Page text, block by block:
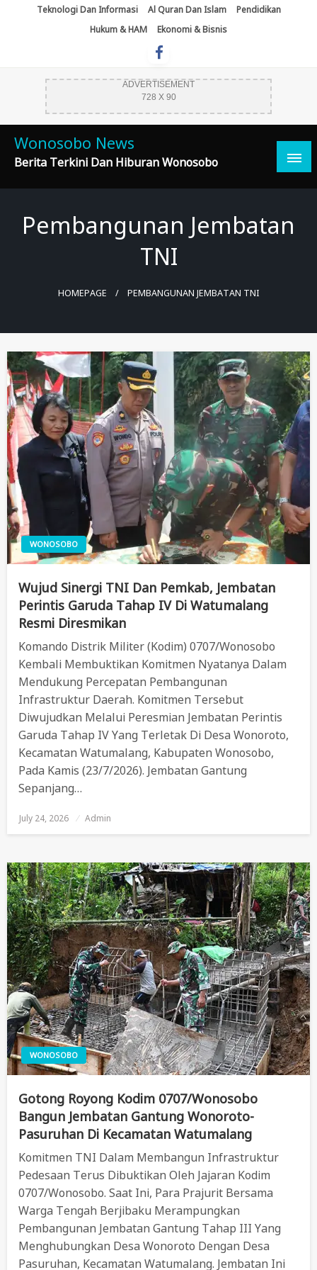
Teknologi Dan Informasi Al Quran Dan Islam
Pendidikan
Hukum & HAM
Ekonomi & Bisnis
ADVERTISEMENT
728 X 90
Wonosobo News
Berita Terkini Dan Hiburan Wonosobo
Pembangunan Jembatan
TNI
HOMEPAGE PEMBANGUNAN JEMBATAN TNI
WONOSOBO
Wujud Sinergi TNI Dan Pemkab, Jembatan
Perintis Garuda Tahap IV Di Watumalang
Resmi Diresmikan
Komando Distrik Militer (Kodim) 0707/Wonosobo
Kembali Membuktikan Komitmen Nyatanya Dalam
Mendukung Percepatan Pembangunan
Infrastruktur Daerah. Komitmen Tersebut
Diwujudkan Melalui Peresmian Jembatan Perintis
Garuda Tahap IV Yang Terletak Di Desa Wonoroto,
Kecamatan Watumalang, Kabupaten Wonosobo,
Pada Kamis (23/7/2026). Jembatan Gantung
Sepanjang…
Posted
On
July 24, 2026 Admin
WONOSOBO
Gotong Royong Kodim 0707/Wonosobo
Bangun Jembatan Gantung Wonoroto-
Pasuruhan Di Kecamatan Watumalang
Komitmen TNI Dalam Membangun Infrastruktur
Pedesaan Terus Dibuktikan Oleh Jajaran Kodim
0707/Wonosobo. Saat Ini, Para Prajurit Bersama
Warga Tengah Berjibaku Merampungkan
Pembangunan Jembatan Gantung Tahap III Yang
Menghubungkan Desa Wonoroto Dengan Desa
Pasuruhan, Kecamatan Watumalang. Jembatan Ini